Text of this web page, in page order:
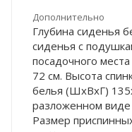
Дополнительно
Глубина сиденья
сиденья с
посадочного
72 см. Высота
белья (ШхВхГ)
разложенном
Размер